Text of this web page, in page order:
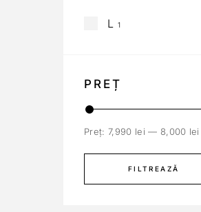
L 1
PREȚ
FILTREAZĂ
Preț: 7,990 lei — 8,000 lei